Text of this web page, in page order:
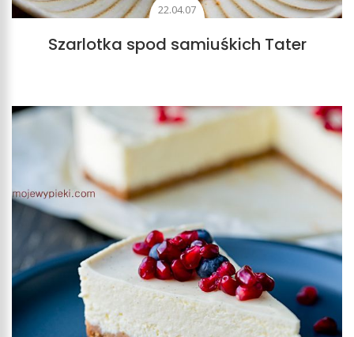
22.04.07
Szarlotka spod samiuśkich Tater